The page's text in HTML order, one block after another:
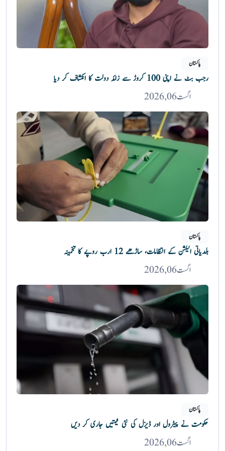
پاکستان
رجب بٹ نے اپنی 100 کروڑ سے زائد دولت کا انکشاف کر دیا
اگست 06, 2026
پاکستان
بلدیاتی الیکشن کے انتظامات، ساڑھے 12 ارب روپے کا تخمینہ
اگست 06, 2026
پاکستان
حکومت نے پیٹرول اور ڈیزل کی نئی قیمتیں جاری کر دیں
اگست 06, 2026